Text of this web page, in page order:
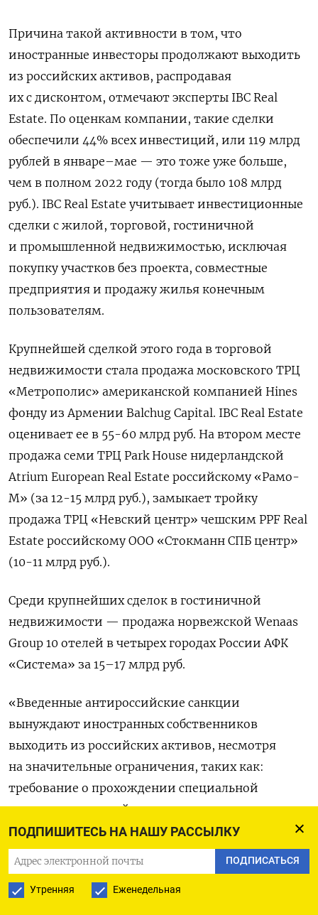
ПОДПИШИТЕСЬ НА НАШУ РАССЫЛКУ
ПОДПИСАТЬСЯ
Утренняя Еженедельная
Причина такой активности в том, что
иностранные инвесторы продолжают выходить
из российских активов, распродавая
их с дисконтом, отмечают эксперты IBC Real
Estate. По оценкам компании, такие сделки
обеспечили 44% всех инвестиций, или 119 млрд
рублей в январе–мае — это тоже уже больше,
чем в полном 2022 году (тогда было 108 млрд
руб.). IBC Real Estate учитывает инвестиционные
сделки с жилой, торговой, гостиничной
и промышленной недвижимостью, исключая
покупку участков без проекта, совместные
предприятия и продажу жилья конечным
пользователям.
Крупнейшей сделкой этого года в торговой
недвижимости стала продажа московского ТРЦ
«Метрополис» американской компанией Hines
фонду из Армении Balchug Capital. IBC Real Estate
оценивает ее в 55-60 млрд руб. На втором месте
продажа семи ТРЦ Park House нидерландской
Atrium European Real Estate российскому «Рамо-
М» (за 12-15 млрд руб.), замыкает тройку
продажа ТРЦ «Невский центр» чешским PPF Real
Estate российскому ООО «Стокманн СПБ центр»
(10-11 млрд руб.).
Среди крупнейших сделок в гостиничной
недвижимости — продажа норвежской Wenaas
Group 10 отелей в четырех городах России АФК
«Система» за 15–17 млрд руб.
«Введенные антироссийские санкции
вынуждают иностранных собственников
выходить из российских активов, несмотря
на значительные ограничения, таких как:
требование о прохождении специальной
правительственной комиссии, продажу активов
с существенным дисконтом, уплату взноса
в федеральный бюджет, — объясняет Микаэл
Казарян, член совета директоров, руководитель
департамента рынков капитала и инвестиций